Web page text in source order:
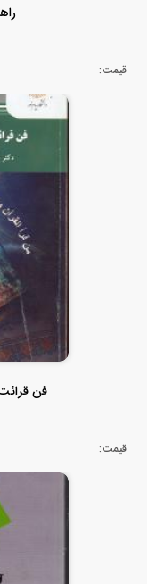
قیمت:
فن
قیمت: